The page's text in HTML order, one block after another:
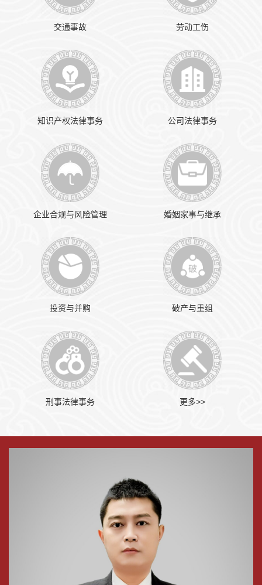
交通事故 劳动工伤
知识产权法律事务 公司法律事务
企业合规与风险管理 婚姻家事与继承
投资与并购 破产与重组
刑事法律事务 更多>>